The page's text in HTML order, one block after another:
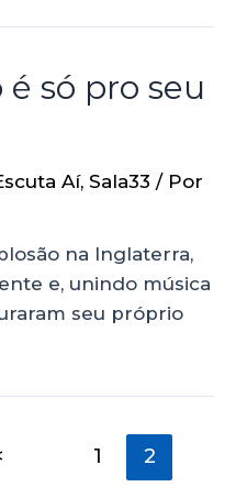
só pro seu
Aí, Sala33 / Por
na Inglaterra,
e, unindo música
seu próprio
1 2